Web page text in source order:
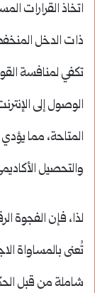
اتخاذ القرارات
ذات الدخل
تكفي لمنافسة
الوصول إلى
المتاحة، مما
والتحصيل
لذا، فإن الفجوة
تُعنى بالمساواة
شاملة من قبل